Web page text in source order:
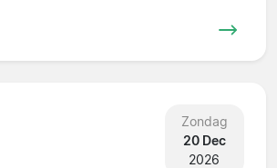
Zondag
20 Dec
2026